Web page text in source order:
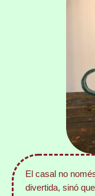
El casal no
divertida, sinó